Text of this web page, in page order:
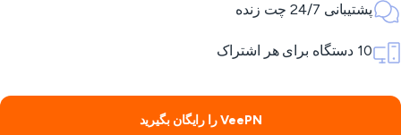
پشتیبانی 24/7 چت زنده
10 دستگاه برای هر اشتراک
VeePN را رایگان بگیرید